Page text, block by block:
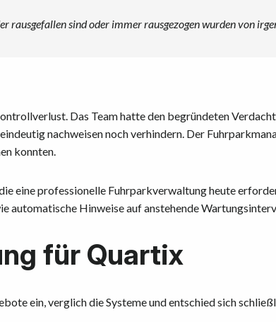
rausgefallen sind oder immer rausgezogen wurden von
Das Team hatte den begründeten
nachweisen noch verhindern. Der
konnten.
eine professionelle Fuhrparkverwaltung heute
automatische Hinweise auf anstehende
für Quartix
ein, verglich die Systeme und entschied sich